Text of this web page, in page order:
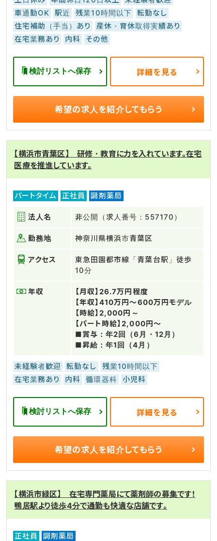
車通勤OK
駅近 残業10時間以下
転勤なし
住宅補助（手当）あり
産休・育休取得実績あり
在宅業務あり
内科 その他
検討リストへ保存 詳細を見る
希望の求人を紹介してもらう
【横浜市青葉区】 研修・教育に力を入れています。在宅
医療を推進しています。
パートタイム 正社員 調剤薬局
法人名 非公開（求人番号：557170）
勤務地 神奈川県横浜市青葉区
アクセス
東急田園都市線「青葉台駅」徒歩
10分
年収
【月収】26.7万円程度
【年収】410万円～600万円モデル
【時給】2,000円～
【パート時給】2,000円～
■賞与：年2回（6月・12月）
■昇給：年1回（4月）
未経験者歓迎 転勤なし
残業10時間以下
在宅業務あり
内科 循環器科 小児科
検討リストへ保存 詳細を見る
希望の求人を紹介してもらう
【横浜市緑区】 在宅専門薬局にて薬剤師の募集です！
鴨居駅より徒歩4分で通勤も快適な店舗です。
正社員 調剤薬局